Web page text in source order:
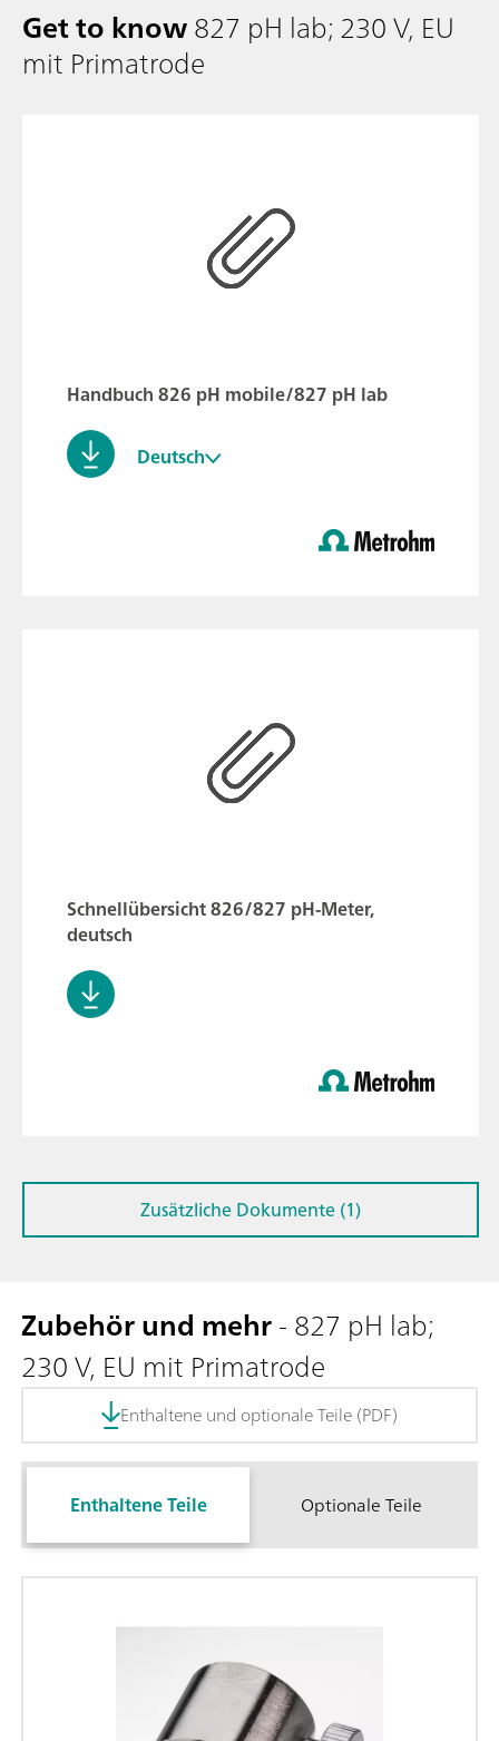
Get to know827 pH lab; 230 V, EU
mit Primatrode
Handbuch 826 pH mobile/827 pH lab
Deutsch
Schnellübersicht 826/827 pH-Meter,
deutsch
Zusätzliche Dokumente (1)
Zubehör und mehr- 827 pH lab;
230 V, EU mit Primatrode
Enthaltene und optionale Teile (PDF)
Enthaltene Teile Optionale Teile